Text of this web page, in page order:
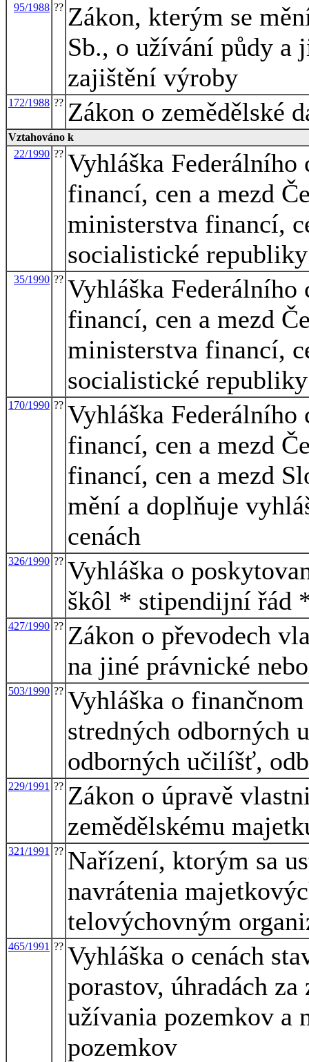
95/1988 ?? Zákon, kterým se
Sb., o užívání půdy a
zajištění výroby
172/1988 ?? Zákon o zemědělské
Vztahováno k
22/1990 ?? Vyhláška Federálního
financí, cen a mezd
ministerstva financí,
socialistické
35/1990 ?? Vyhláška Federálního
financí, cen a mezd
ministerstva financí,
socialistické
170/1990 ?? Vyhláška Federálního
financí, cen a mezd
financí, cen a mezd
mění a doplňuje
cenách
326/1990 ?? Vyhláška o
škôl * stipendijní řád
427/1990 ?? Zákon o převodech
na jiné právnické
503/1990 ?? Vyhláška o
stredných odborných
odborných učilíšť,
229/1991 ?? Zákon o úpravě
zemědělskému
321/1991 ?? Nařízení, ktorým sa
navrátenia
telovýchovným
465/1991 ?? Vyhláška o cenách
porastov, úhradách
užívania pozemkov a
pozemkov